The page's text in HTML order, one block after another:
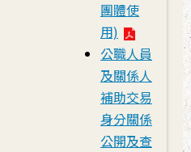
團體使
用)
公職人員
及關係人
補助交易
身分關係
公開及查